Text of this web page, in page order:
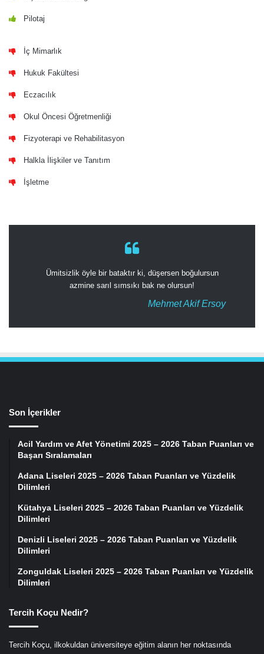
Pilotaj
İç Mimarlık
Hukuk Fakültesi
Eczacılık
Okul Öncesi Öğretmenliği
Fizyoterapi ve Rehabilitasyon
Halkla İlişkiler ve Tanıtım
İşletme
Ümitsizlik öyle bir bataktır ki, düşersen boğulursun
azmine sarıl sımsıkı bak ne olursun!
Mehmet Akif Ersoy
Son İçerikler
Acil Yardım ve Afet Yönetimi 2025 – 2026 Taban Puanları ve
Başarı Sıralamaları
Adana Liseleri 2025 – 2026 Taban Puanları ve Yüzdelik
Dilimleri
Kütahya Liseleri 2025 – 2026 Taban Puanları ve Yüzdelik
Dilimleri
Denizli Liseleri 2025 – 2026 Taban Puanları ve Yüzdelik
Dilimleri
Zonguldak Liseleri 2025 – 2026 Taban Puanları ve Yüzdelik
Dilimleri
Tercih Koçu Nedir?
Tercih Koçu, ilkokuldan üniversiteye eğitim alanın her noktasında